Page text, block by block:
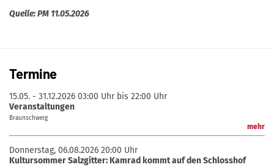
Quelle: PM 11.05.2026
Termine
15.05. - 31.12.2026 03:00 Uhr bis 22:00 Uhr
Veranstaltungen
Braunschweig
mehr
Donnerstag, 06.08.2026 20:00 Uhr
Kultursommer Salzgitter: Kamrad kommt auf den Schlosshof